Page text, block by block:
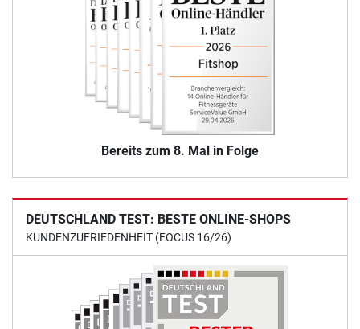
Bereits zum 8. Mal in Folge
DEUTSCHLAND TEST: BESTE ONLINE-SHOPS
KUNDENZUFRIEDENHEIT (FOCUS 16/26)